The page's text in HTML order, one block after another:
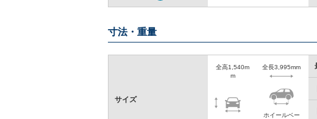
寸法・重量
サイズ
全高1,540m
m
全長3,995mm
ホイールベー